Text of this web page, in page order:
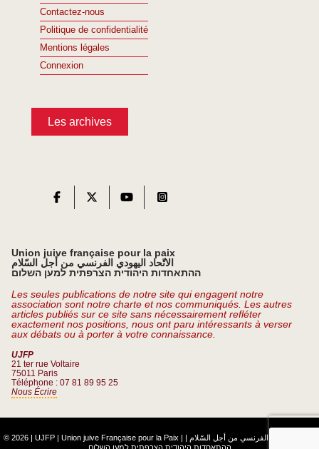
Contactez-nous
Politique de confidentialité
Mentions légales
Connexion
Les archives
Union juive française pour la paix
الاتّحاد اليهودي الفرنسي من أجل السّلام
ההתאחדות היהודית הצרפתית למען השלום
Les seules publications de notre site qui engagent notre
association sont notre charte et nos communiqués. Les autres
articles publiés sur ce site sans nécessairement refléter
exactement nos positions, nous ont paru intéressants à verser
aux débats ou à porter à votre connaissance.
UJFP
21 ter rue Voltaire
75011 Paris
Téléphone : 07 81 89 95 25
Nous Écrire
© 2026 | UJFP | Union juive Française pour la Paix | الاتّحاد اليهودي الفرنسي من أجل السّلام